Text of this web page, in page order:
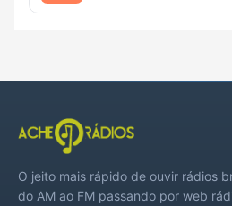
O jeito mais rápido de ouvir rádios
do AM ao FM passando por web